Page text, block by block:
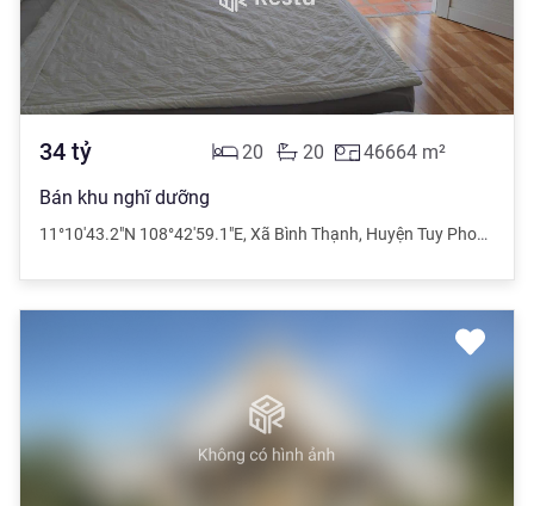
34 tỷ 46664 m²
20
20
Bán khu nghĩ dưỡng
11°10'43.2"N 108°42'59.1"E, Xã Bình Thạnh, Huyện Tuy Phong